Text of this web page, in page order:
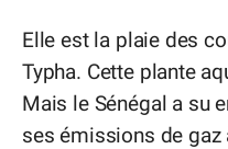
Elle est la plaie des
Typha. Cette plante
Mais le Sénégal a su
ses émissions de gaz